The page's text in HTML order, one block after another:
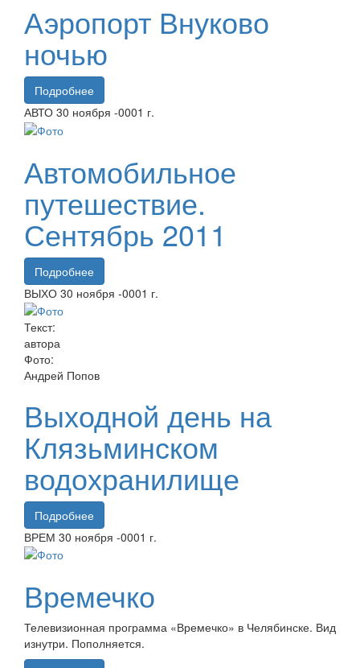
Аэропорт Внуково
ночью
Подробнее
АВТО 30 ноября -0001 г.
Автомобильное
путешествие.
Сентябрь 2011
Подробнее
ВЫХО 30 ноября -0001 г.
Текст:
автора
Фото:
Андрей Попов
Выходной день на
Клязьминском
водохранилище
Подробнее
ВРЕМ 30 ноября -0001 г.
Времечко
Телевизионная программа «Времечко» в Челябинске. Вид
изнутри. Пополняется.